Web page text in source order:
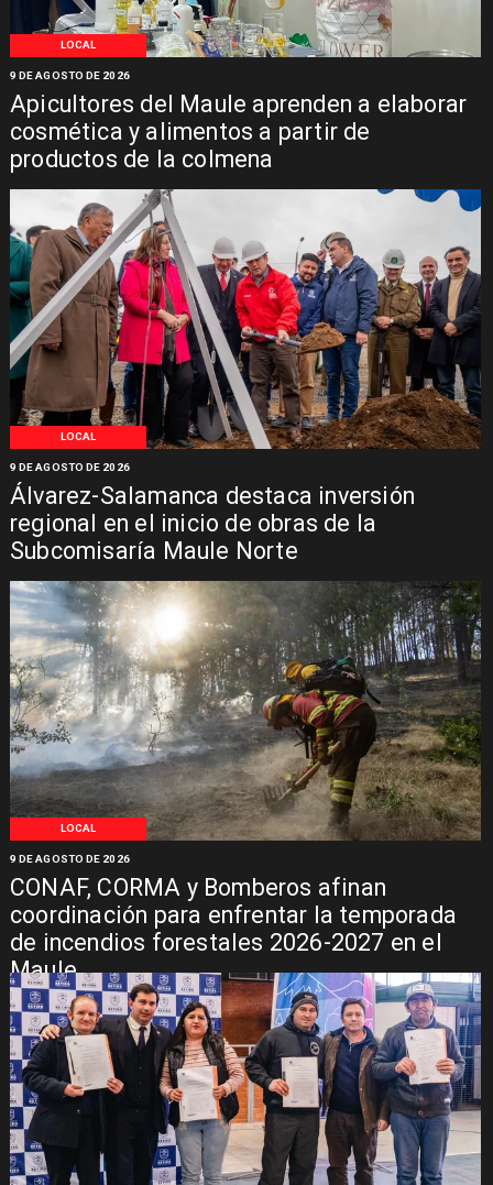
LOCAL
Apicultores del Maule aprenden a elaborar
cosmética y alimentos a partir de
productos de la colmena
9 DE AGOSTO DE 2026
LOCAL
Álvarez-Salamanca destaca inversión
regional en el inicio de obras de la
Subcomisaría Maule Norte
9 DE AGOSTO DE 2026
LOCAL
CONAF, CORMA y Bomberos afinan
coordinación para enfrentar la temporada
de incendios forestales 2026-2027 en el
Maule
9 DE AGOSTO DE 2026